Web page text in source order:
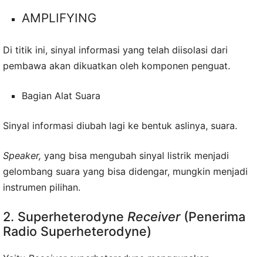
AMPLIFYING
Di titik ini, sinyal informasi yang telah diisolasi dari
pembawa akan dikuatkan oleh komponen penguat.
Bagian Alat Suara
Sinyal informasi diubah lagi ke bentuk aslinya, suara.
Speaker, yang bisa mengubah sinyal listrik menjadi
gelombang suara yang bisa didengar, mungkin menjadi
instrumen pilihan.
2. Superheterodyne Receiver(Penerima
Radio Superheterodyne)